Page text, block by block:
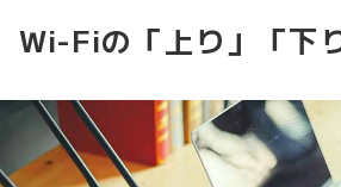
Wi-Fiの「上り」「下